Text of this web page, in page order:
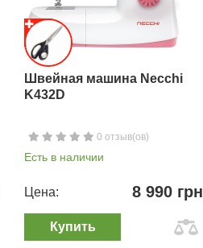
Швейная машина Necchi
K432D
0 отзыв(ов)
Есть в наличии
Цена: 8 990 грн
Купить